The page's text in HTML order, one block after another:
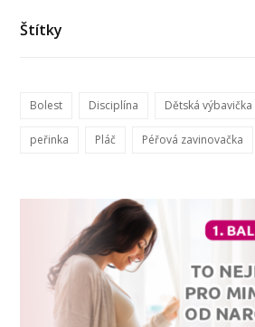
Štítky
Bolest Disciplína Dětská výbavička
peřinka Pláč Péřová zavinovačka